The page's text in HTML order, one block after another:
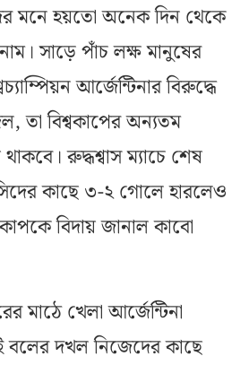
মনে হয়তো অনেক দিন থেকে
সাড়ে পাঁচ লক্ষ মানুষের
আর্জেন্টিনার বিরুদ্ধে
তা বিশ্বকাপের অন্যতম
রুদ্ধশ্বাস ম্যাচে শেষ
কাছে ৩-২ গোলে হারলেও
বিদায় জানাল কাবো
মাঠে খেলা আর্জেন্টিনা
বলের দখল নিজেদের কাছে